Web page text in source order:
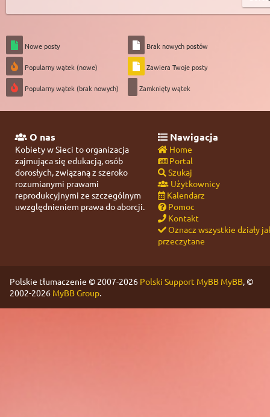
Nowe posty
Popularny wątek (nowe)
Popularny wątek (brak nowych)
Brak nowych postów
Zawiera Twoje posty
Zamknięty wątek
O nas
Kobiety w Sieci to organizacja
zajmująca się edukacją, osób
dorosłych, związaną z szeroko
rozumianymi prawami
reprodukcyjnymi ze szczególnym
uwzględnieniem prawa do aborcji.
Nawigacja
Home
Portal
Szukaj
Użytkownicy
Kalendarz
Pomoc
Kontakt
Oznacz wszystkie działy
przeczytane
Polskie tłumaczenie © 2007-2026 Polski Support MyBB MyBB, ©
2002-2026 MyBB Group.